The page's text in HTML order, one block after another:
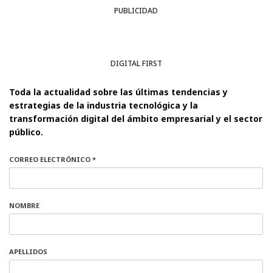
PUBLICIDAD
DIGITAL FIRST
Toda la actualidad sobre las últimas tendencias y
estrategias de la industria tecnológica y la
transformación digital del ámbito empresarial y el sector
público.
CORREO ELECTRÓNICO *
NOMBRE
APELLIDOS